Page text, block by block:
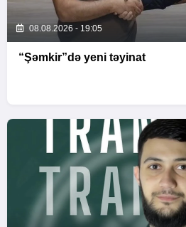
08.08.2026 - 19:05
“Şəmkir”də yeni təyinat